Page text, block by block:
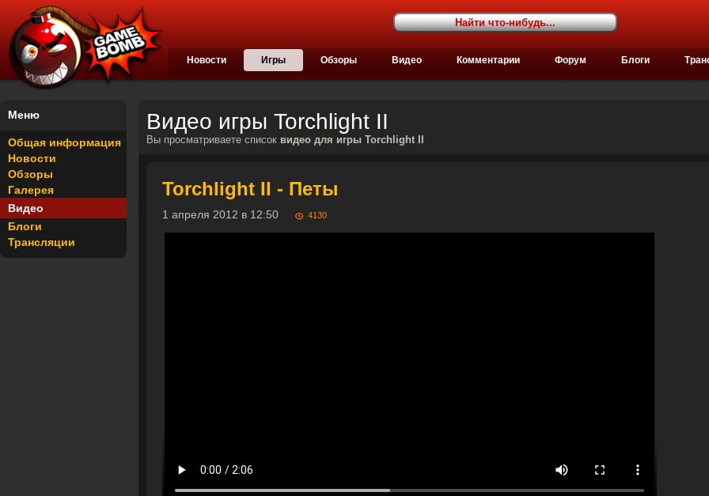
Новости Игры Обзоры Видео Комментарии Форум Блоги
Меню
Общая информация
Новости
Обзоры
Галерея
Видео
Блоги
Трансляции
Видео игры Torchlight II
Вы просматриваете список видео для игры Torchlight II
Torchlight II - Петы
1 апреля 2012 в 12:50 4130